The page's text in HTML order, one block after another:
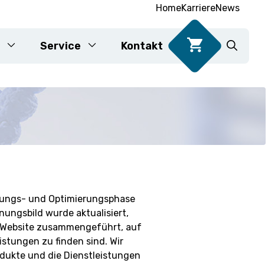
HomeKarriereNews
Karyotypisierung
Service Kontakt
und Optimierungsphase
wurde aktualisiert,
zusammengeführt, auf
zu finden sind. Wir
und die Dienstleistungen